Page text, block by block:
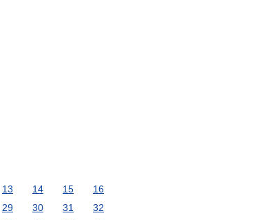
13 14 15
16
29 30 31
32